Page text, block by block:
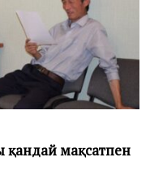
қандай мақсатпен